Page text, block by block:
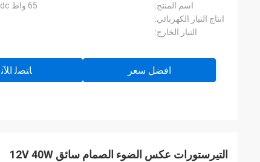
اسم المنتج:
65 واط 12Vdc التيرستورات عكس الضوء أدى سائق
انتاج التيار الكهربائي:
التيار الخارج:
افضل سعر ﺎﺘﺼﻟ ﺍﻶﻧ
التيرستورات عكس الضوء الصمام سائق 12V 40W